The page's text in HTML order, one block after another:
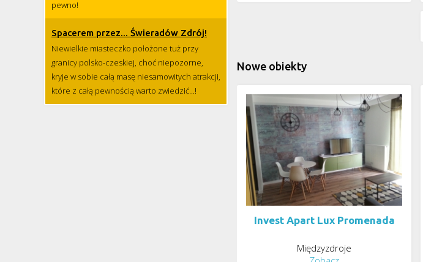
pewno!
Spacerem przez... Świeradów Zdrój!
Niewielkie miasteczko położone tuż przy
granicy polsko-czeskiej, choć niepozorne,
kryje w sobie całą masę niesamowitych atrakcji,
które z całą pewnością warto zwiedzić...!
Nowe obiekty
Invest Apart Lux Promenada
Międzyzdroje